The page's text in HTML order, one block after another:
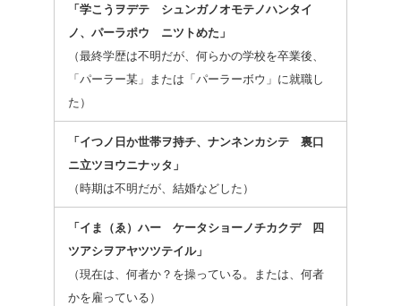
「学こうヲデテ シュンガノオモテノハンタイ
ノ、パーラポウ ニツトめた」
（最終学歴は不明だが、何らかの学校を卒業後、
「パーラー某」または「パーラーボウ」に就職し
た）
「イつノ日か世帯ヲ持チ、ナンネンカシテ 裏口
ニ立ツヨウニナッタ」
（時期は不明だが、結婚などした）
「イま（ゑ）ハー ケータショーノチカクデ 四
ツアシヲアヤツツテイル」
（現在は、何者か？を操っている。または、何者
かを雇っている）